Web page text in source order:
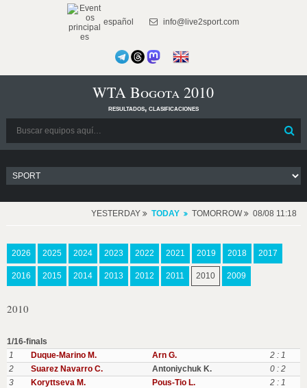
español info@live2sport.com
WTA Bogota 2010
resultados, clasificaciones
YESTERDAY TODAY TOMORROW 08/08 11:18
2026 2025 2024 2023 2022 2021 2019 2018 2017
2016 2015 2014 2013 2012 2011 2010 2009
2010
1/16-finals
1
Duque-Marino M. Arn G.
2 : 1
2
Suarez Navarro C. Antoniychuk K.
0 : 2
3
Koryttseva M. Pous-Tio L.
2 : 1